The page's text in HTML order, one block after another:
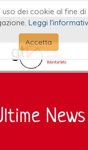
dei cookie al fine
Leggi
Accetta
News